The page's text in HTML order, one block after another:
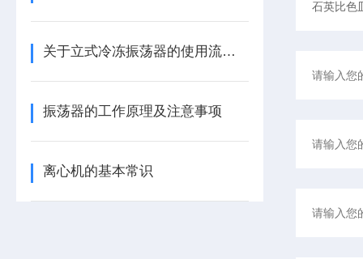
关于立式冷冻振荡器的使用流程尽在本篇
振荡器的工作原理及注意事项
离心机的基本常识